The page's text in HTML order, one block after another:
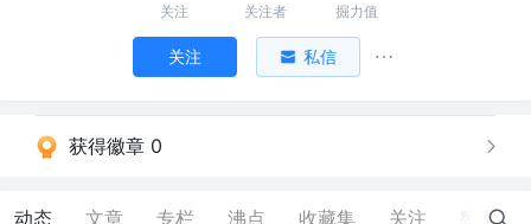
关注 关注者 掘力值
关注 私信
获得徽章 0
动态 文章 专栏 沸点 收藏集 关注 2